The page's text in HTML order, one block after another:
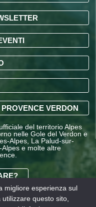
VERDON
del territorio Alpes
nelle Gole del Verdon e
Alpes, La Palud-sur-
e molte altre
migliore esperienza sul
questo sito,